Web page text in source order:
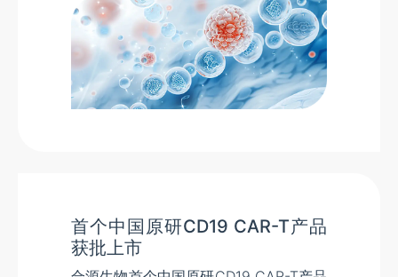
首个中国原研CD19 CAR-T产品
获批上市